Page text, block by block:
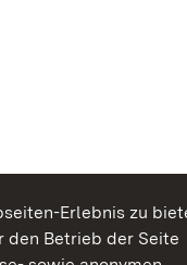
Erlebnis zu
den Betrieb der Seite